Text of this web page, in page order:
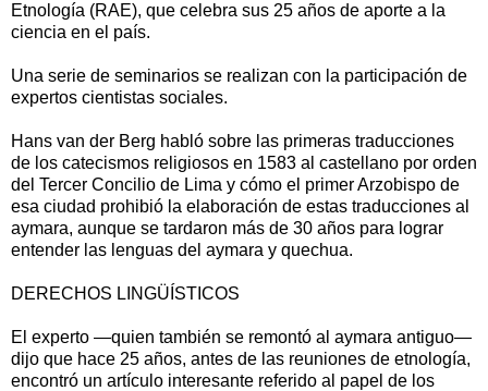
Etnología (RAE), que celebra sus 25 años de aporte a la
ciencia en el país.
Una serie de seminarios se realizan con la participación de
expertos cientistas sociales.
Hans van der Berg habló sobre las primeras traducciones
de los catecismos religiosos en 1583 al castellano por orden
del Tercer Concilio de Lima y cómo el primer Arzobispo de
esa ciudad prohibió la elaboración de estas traducciones al
aymara, aunque se tardaron más de 30 años para lograr
entender las lenguas del aymara y quechua.
DERECHOS LINGÜÍSTICOS
El experto —quien también se remontó al aymara antiguo—
dijo que hace 25 años, antes de las reuniones de etnología,
encontró un artículo interesante referido al papel de los